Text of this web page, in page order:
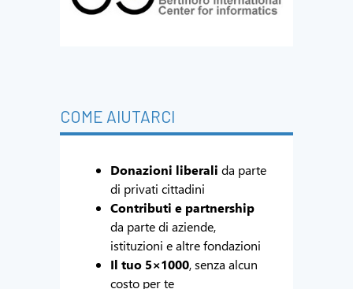
COME AIUTARCI
Donazioni liberali da parte
di privati cittadini
Contributi e partnership
da parte di aziende,
istituzioni e altre fondazioni
Il tuo 5×1000, senza alcun
costo per te